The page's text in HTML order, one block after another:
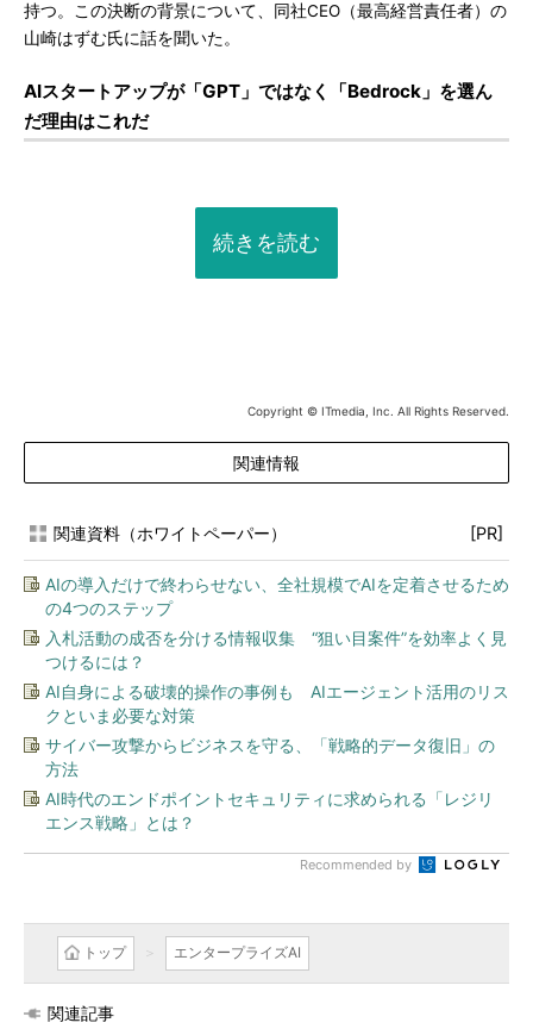
持つ。この決断の背景について、同社CEO（最高経営責任者）の
山崎はずむ氏に話を聞いた。
AIスタートアップが「GPT」ではなく「Bedrock」を選ん
だ理由はこれだ
続きを読む
Copyright © ITmedia, Inc. All Rights Reserved.
関連情報
関連資料（ホワイトペーパー） [PR]
AIの導入だけで終わらせない、全社規模でAIを定着させるため
の4つのステップ
入札活動の成否を分ける情報収集 “狙い目案件”を効率よく見
つけるには？
AI自身による破壊的操作の事例も AIエージェント活用のリス
クといま必要な対策
サイバー攻撃からビジネスを守る、「戦略的データ復旧」の
方法
AI時代のエンドポイントセキュリティに求められる「レジリ
エンス戦略」とは？
Recommended by
トップ エンタープライズAI
関連記事